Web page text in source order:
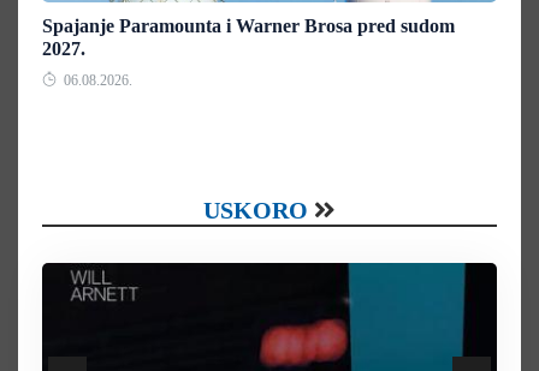
Spajanje Paramounta i Warner Brosa pred sudom
2027.
06.08.2026.
USKORO